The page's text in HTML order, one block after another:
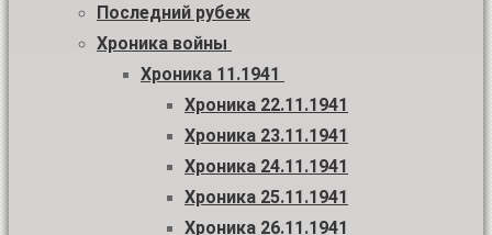
Последний рубеж
Хроника войны
Хроника 11.1941
Хроника 22.11.1941
Хроника 23.11.1941
Хроника 24.11.1941
Хроника 25.11.1941
Хроника 26.11.1941